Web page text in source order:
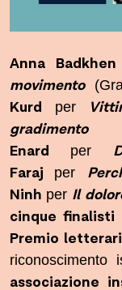
Anna Badkhen
movimento
Kurd
per
gradimento
Enard
per
Faraj
per
Ninh per Il
cinque finalisti
Premio
riconoscimento
associazione